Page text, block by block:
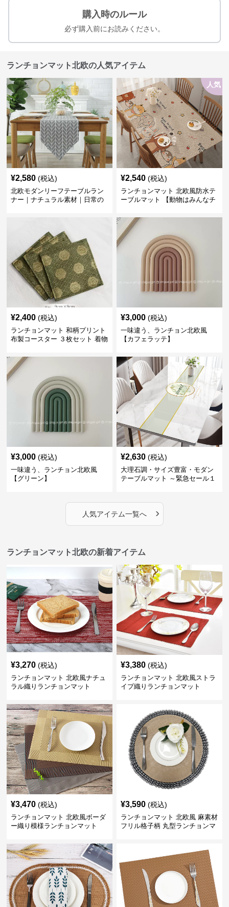
購入時のルール
必ず購入前にお読みください。
ランチョンマット北欧の人気アイテム
¥2,580 (税込)
北欧モダンリーフテーブルラン
ナー｜ナチュラル素材｜日常の
人気
¥2,540 (税込)
ランチョンマット 北欧風防水テ
ーブルマット 【動物はみんなチ
¥2,400 (税込)
ランチョンマット 和柄プリント
布製コースター ３枚セット 着物
¥3,000 (税込)
一味違う、ランチョン北欧風
【カフェラッテ】
¥3,000 (税込)
一味違う、ランチョン北欧風
【グリーン】
¥2,630 (税込)
大理石調・サイズ豊富・モダン
テーブルマット ～緊急セール１
人気アイテム一覧へ ›
ランチョンマット北欧の新着アイテム
¥3,270 (税込)
ランチョンマット 北欧風ナチュ
ラル織りランチョンマット
¥3,380 (税込)
ランチョンマット 北欧風ストラ
イプ織りランチョンマット
¥3,470 (税込)
ランチョンマット 北欧風ボーダ
ー織り模様ランチョンマット
¥3,590 (税込)
ランチョンマット 北欧風 麻素材
フリル格子柄 丸型ランチョンマ